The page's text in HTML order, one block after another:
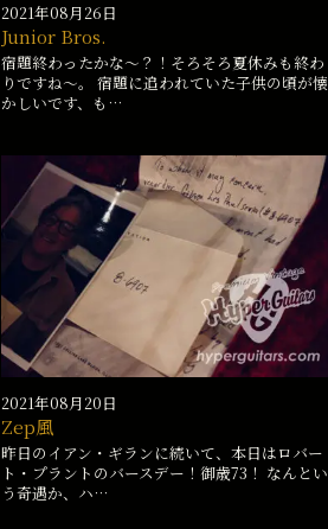
2021年08月26日
Junior Bros.
宿題終わったかな〜？！そろそろ夏休みも終わ
りですね〜。 宿題に追われていた子供の頃が懐
かしいです、も…
2021年08月20日
Zep風
昨日のイアン・ギランに続いて、本日はロバー
ト・プラントのバースデー！御歳73！ なんとい
う奇遇か、ハ…